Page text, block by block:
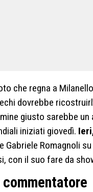
che regna a
dovrebbe
giusto sarebbe
iniziati giovedì.
e Gabriele Romagnoli
con il suo fare da